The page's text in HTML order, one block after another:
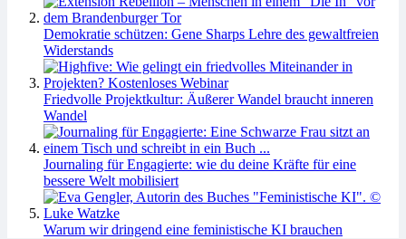
Demokratie schützen: Gene Sharps Lehre des gewaltfreien
Widerstands
Friedvolle Projektkultur: Äußerer Wandel braucht inneren
Wandel
Journaling für Engagierte: wie du deine Kräfte für eine
bessere Welt mobilisiert
Warum wir dringend eine feministische KI brauchen